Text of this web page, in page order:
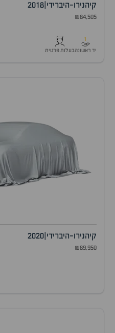
קיהנירו-היברידי 2018
₪84,505
1
יד ראשונהבעלות פרטית
קיהנירו-היברידי 2020
₪89,950